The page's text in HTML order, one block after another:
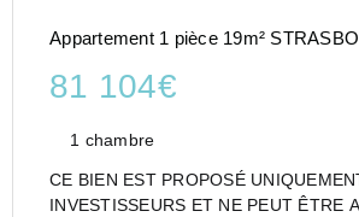
Appartement 1 pièce 19m²
81 104€
1 chambre
CE BIEN EST PROPOSÉ
INVESTISSEURS ET NE PEUT ÊTRE